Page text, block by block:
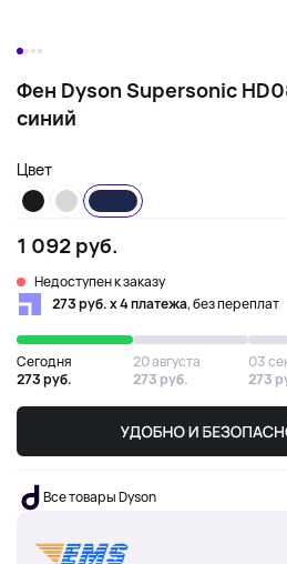
Фен Dyson Supersonic
синий
Цвет
1 092 руб.
Недоступен к заказу
273 руб. х 4 платежа, без переплат
Сегодня
273 руб.
20 августа
273 руб.
03
273
Все товары Dyson